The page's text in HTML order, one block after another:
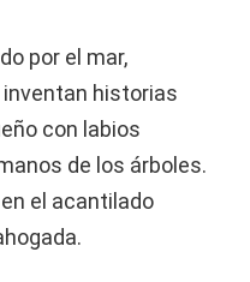
por el mar,
historias
con labios
de los árboles.
el acantilado